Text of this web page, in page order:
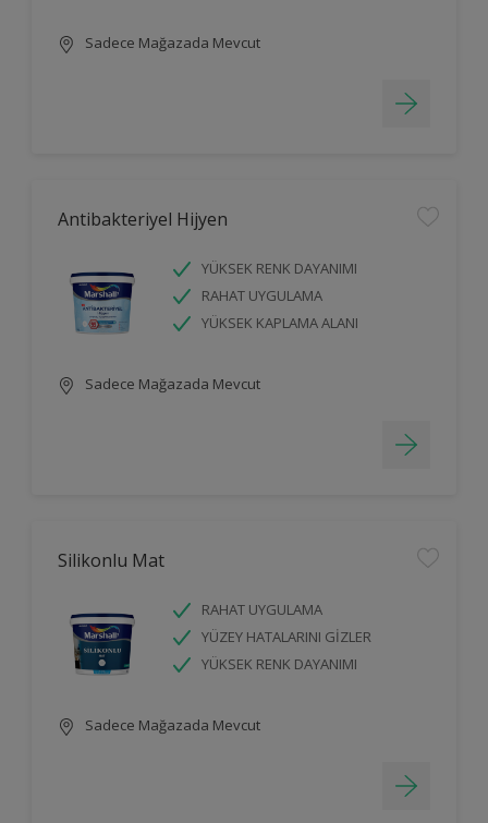
Sadece Mağazada Mevcut
Antibakteriyel Hijyen
YÜKSEK RENK DAYANIMI
RAHAT UYGULAMA
YÜKSEK KAPLAMA ALANI
Sadece Mağazada Mevcut
Silikonlu Mat
RAHAT UYGULAMA
YÜZEY HATALARINI GİZLER
YÜKSEK RENK DAYANIMI
Sadece Mağazada Mevcut